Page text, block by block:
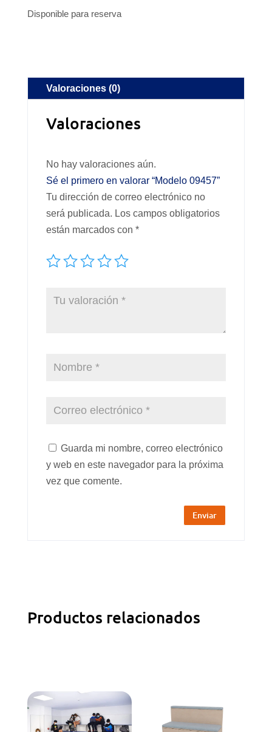
Disponible para reserva
Valoraciones (0)
Valoraciones
No hay valoraciones aún.
Sé el primero en valorar “Modelo 09457”
Tu dirección de correo electrónico no
será publicada. Los campos obligatorios
están marcados con *
Guarda mi nombre, correo electrónico
y web en este navegador para la próxima
vez que comente.
Productos relacionados